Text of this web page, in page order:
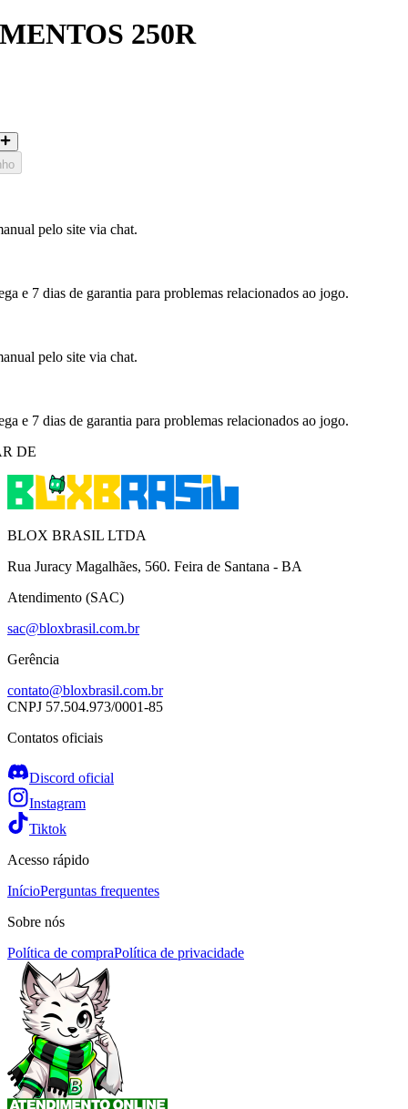
250R
pelo site via chat.
e 7 dias de garantia para problemas relacionados ao jogo.
pelo site via chat.
e 7 dias de garantia para problemas relacionados ao jogo.
DE
BLOX BRASIL LTDA
Rua Juracy Magalhães, 560. Feira de Santana - BA
Atendimento (SAC)
sac@bloxbrasil.com.br
Gerência
contato@bloxbrasil.com.br
CNPJ 57.504.973/0001-85
Contatos oficiais
Discord oficial
Instagram
Tiktok
Acesso rápido
InícioPerguntas frequentes
Sobre nós
Política de compraPolítica de privacidade